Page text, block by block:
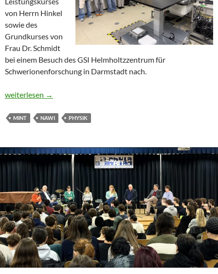
von Herrn Hinkel
sowie des
Grundkurses von
Frau Dr. Schmidt
bei einem Besuch des GSI Helmholtzzentrum für
Schwerionenforschung in Darmstadt nach.
Teilchenbeschleuniger hautnah: Einblicke in die Forschung an
weiterlesen →
MINT NAWI PHYSIK